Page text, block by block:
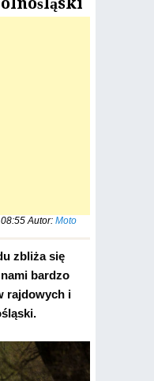
08:55Autor: Moto
zbliża się
bardzo
rajdowych i